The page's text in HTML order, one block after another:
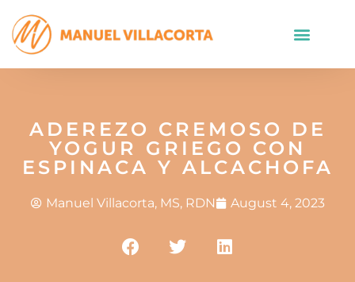
ADEREZO CREMOSO DE
YOGUR GRIEGO CON
ESPINACA Y ALCACHOFA
Manuel Villacorta, MS, RDN August 4, 2023